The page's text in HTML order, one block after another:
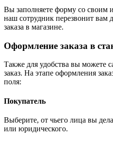
Вы заполняете форму со своим
наш сотрудник перезвонит вам
заказа в магазине.
Оформление заказа в
Также для удобства вы можете
заказ. На этапе оформления
поля:
Покупатель
Выберите, от чьего лица вы
или юридического.